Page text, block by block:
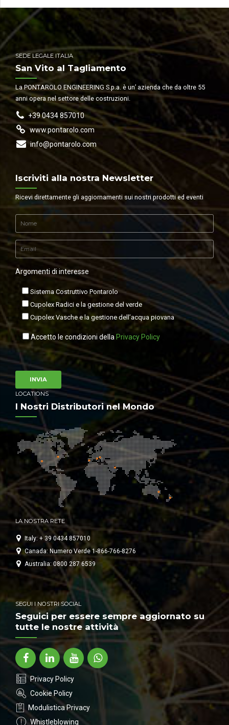
SEDE LEGALE ITALIA
San Vito al Tagliamento
La PONTAROLO ENGINEERING S.p.a. è un’ azienda che da oltre 55
anni opera nel settore delle costruzioni.
+39 0434 857010
www.pontarolo.com
info@pontarolo.com
Iscriviti alla nostra Newsletter
Ricevi direttamente gli aggiornamenti sui nostri prodotti ed eventi
Argomenti di interesse
Sistema Costruttivo Pontarolo
Cupolex Radici e la gestione del verde
Cupolex Vasche e la gestione dell’acqua piovana
Accetto le condizioni della Privacy Policy
LOCATIONS
I Nostri Distributori nel Mondo
LA NOSTRA RETE
Italy: + 39 0434 857010
Canada: Numero Verde 1-866-766-8276
Australia: 0800 287 6539
SEGUI I NOSTRI SOCIAL
Seguici per essere sempre aggiornato su
tutte le nostre attività
Privacy Policy
Cookie Policy
Modulistica Privacy
Whistleblowing